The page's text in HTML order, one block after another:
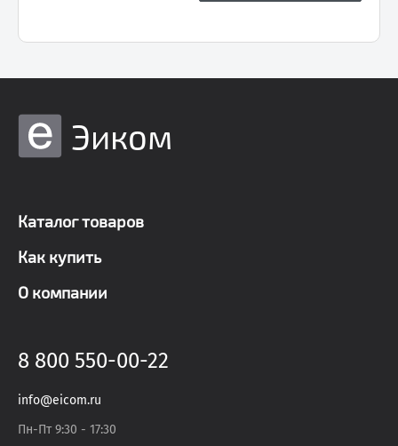
Эиком
Каталог товаров
Как купить
О компании
8 800 550-00-22
info@eicom.ru
Пн-Пт 9:30 - 17:30